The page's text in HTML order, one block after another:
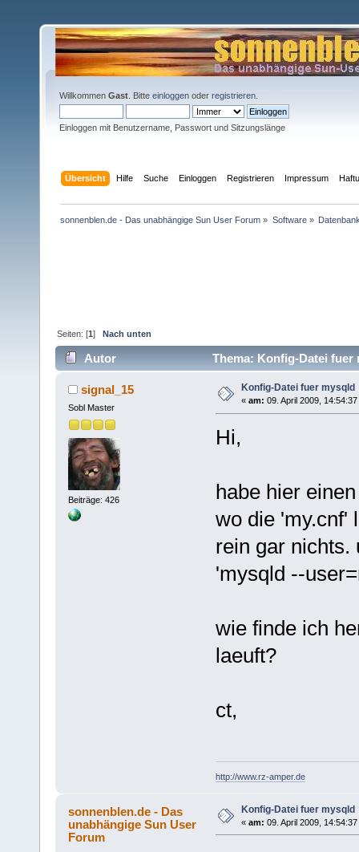
Willkommen Gast . Bitte einloggen oder registrieren
Einloggen mit Benutzername, Passwort und Sitzungslänge
Übersicht Hilfe Suche Einloggen Registrieren Impressum
sonnenblen.de - Das unabhängige Sun User Forum » Software»
Seiten: [1]Nach unten
Autor Thema: Konfig-Datei fuer
signal_15
Sobl Master
Beiträge: 426
Konfig-Datei fuer mysqld
« am: 09. April 2009, 14:54:37
Hi,
habe hier
wo die 'my.cnf'
rein gar nichts.
'mysqld --
wie finde ich
laeuft?
ct,
http://www.rz-amper.de
sonnenblen.de - Das
unabhängige Sun User
Forum
Konfig-Datei fuer mysqld
« am: 09. April 2009, 14:54:37